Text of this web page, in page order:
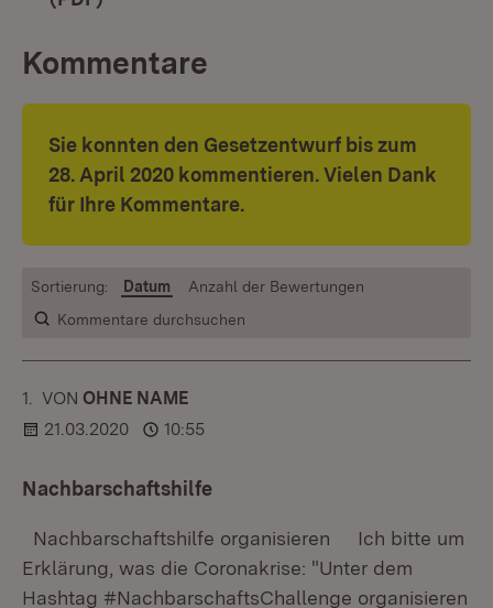
Kommentare
Sie konnten den Gesetzentwurf bis zum
28. April 2020 kommentieren. Vielen Dank
für Ihre Kommentare.
Kommentare durchsuchen
Sortierung: Datum Anzahl der Bewertungen
1. KOMMENTAR
VON :OHNE NAME
21.03.2020
10:55
Nachbarschaftshilfe
Nachbarschaftshilfe organisieren Ich bitte um
Erklärung, was die Coronakrise: "Unter dem
Hashtag #NachbarschaftsChallenge organisieren